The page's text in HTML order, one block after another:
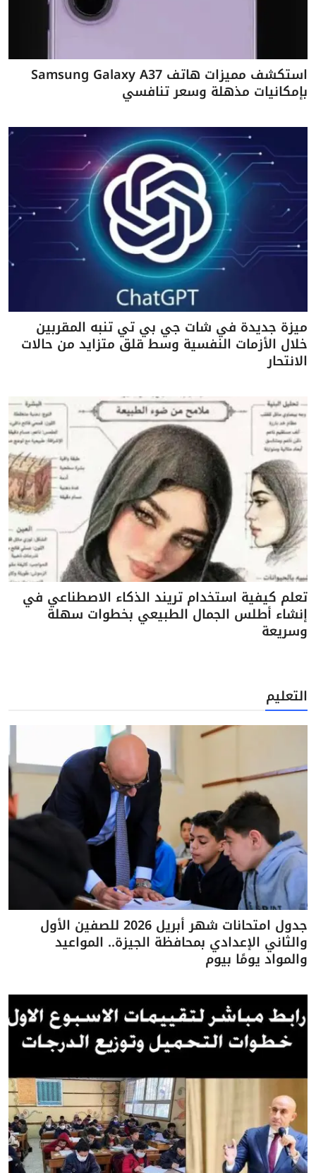
استكشف مميزات هاتف Samsung Galaxy A37
بإمكانيات مذهلة وسعر تنافسي
ميزة جديدة في شات جي بي تي تنبه المقربين
خلال الأزمات النفسية وسط قلق متزايد من حالات
الانتحار
تعلم كيفية استخدام تريند الذكاء الاصطناعي في
إنشاء أطلس الجمال الطبيعي بخطوات سهلة
وسريعة
التعليم
جدول امتحانات شهر أبريل 2026 للصفين الأول
والثاني الإعدادي بمحافظة الجيزة.. المواعيد
والمواد يومًا بيوم